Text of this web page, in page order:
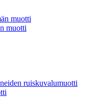
muotti
muotti
ruiskuvalumuotti